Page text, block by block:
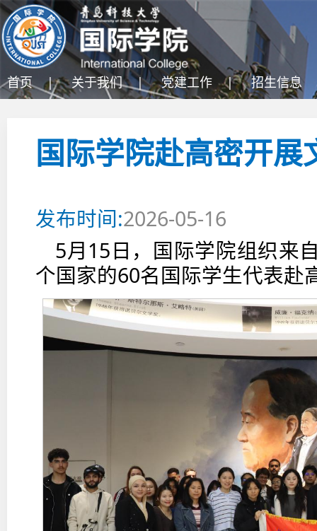
首页 | 关于我们 | 党建工作 | 招生信息
国际学院赴高密开展
发布时间:2026-05-16
5月15日，国际学院组织来
个国家的60名国际学生代表赴